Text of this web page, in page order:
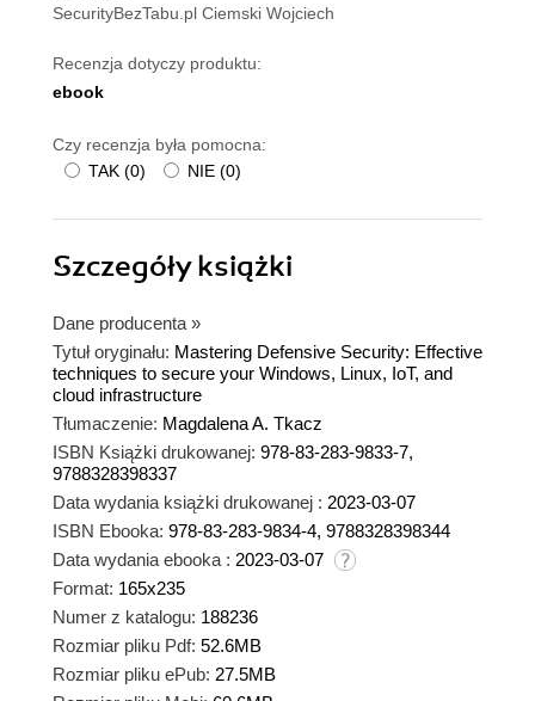
SecurityBezTabu.pl Ciemski Wojciech
Recenzja dotyczy produktu:
ebook
Czy recenzja była pomocna:
TAK (0) NIE (0)
Szczegółyksiążki
Dane producenta »
Tytuł oryginału: Mastering Defensive Security: Effective
techniques to secure your Windows, Linux, IoT, and
cloud infrastructure
Tłumaczenie: Magdalena A. Tkacz
ISBN Książki drukowanej: 978-83-283-9833-7,
9788328398337
Data wydania książki drukowanej : 2023-03-07
ISBN Ebooka: 978-83-283-9834-4, 9788328398344
Data wydania ebooka : 2023-03-07
Format: 165x235
Numer z katalogu: 188236
Rozmiar pliku Pdf: 52.6MB
Rozmiar pliku ePub: 27.5MB